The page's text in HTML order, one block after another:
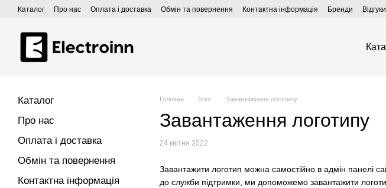
Перейти до основного контенту
Каталог Про нас Оплата і доставка Обмін та повернення Контактна інформація Бренди
Головна Блог Завантаження логотипу
Завантаження логотипу
24 квітня 2022
Завантажити логотип можна самостійно в адмін панелі
до служби підтримки, ми допоможемо завантажити
Каталог
Про нас
Оплата і доставка
Обмін та повернення
Контактна інформація